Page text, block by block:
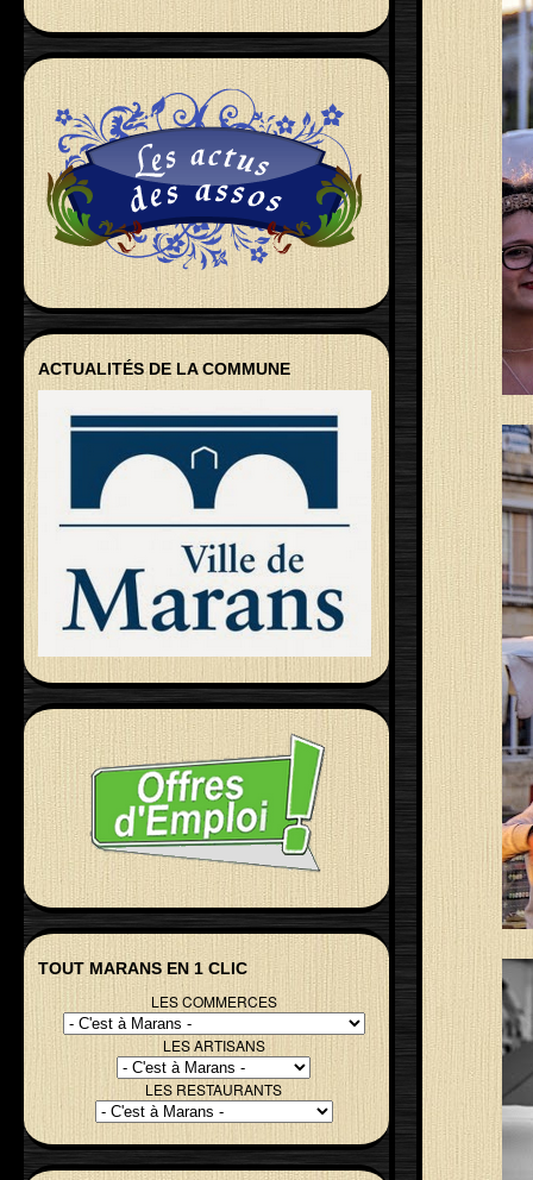
ACTUALITÉS DE LA COMMUNE
TOUT MARANS EN 1 CLIC
LES COMMERCES
LES ARTISANS
LES RESTAURANTS